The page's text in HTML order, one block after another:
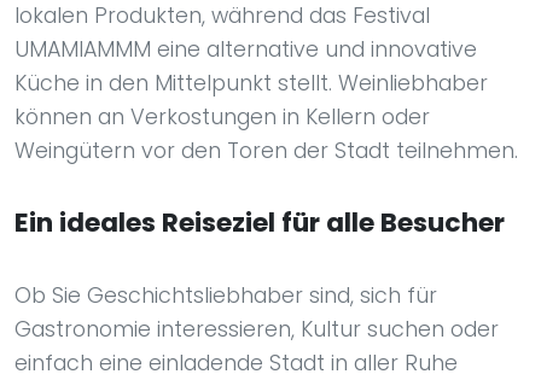
lokalen Produkten, während das Festival
UMAMIAMMM eine alternative und innovative
Küche in den Mittelpunkt stellt. Weinliebhaber
können an Verkostungen in Kellern oder
Weingütern vor den Toren der Stadt teilnehmen.
Ein ideales Reiseziel für alle Besucher
Ob Sie Geschichtsliebhaber sind, sich für
Gastronomie interessieren, Kultur suchen oder
einfach eine einladende Stadt in aller Ruhe